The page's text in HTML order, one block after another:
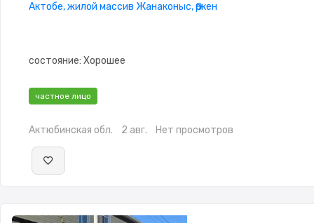
Актобе, жилой массив Жанаконыс, Өркен
состояние: Хорошее
частное лицо
Актюбинская обл. 2 авг. Нет просмотров